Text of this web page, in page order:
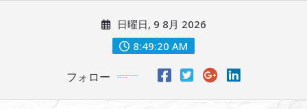
に
日曜日, 9 8月 2026
8:49:21 AM
フォロー